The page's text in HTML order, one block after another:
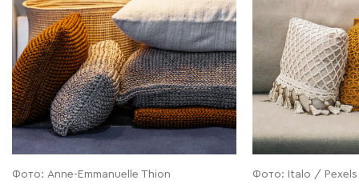
Фото: Anne-Emmanuelle Thion Фото: Italo / Pexels